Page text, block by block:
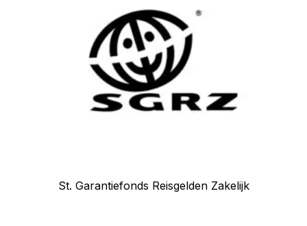
St. Garantiefonds Reisgelden Zakelijk